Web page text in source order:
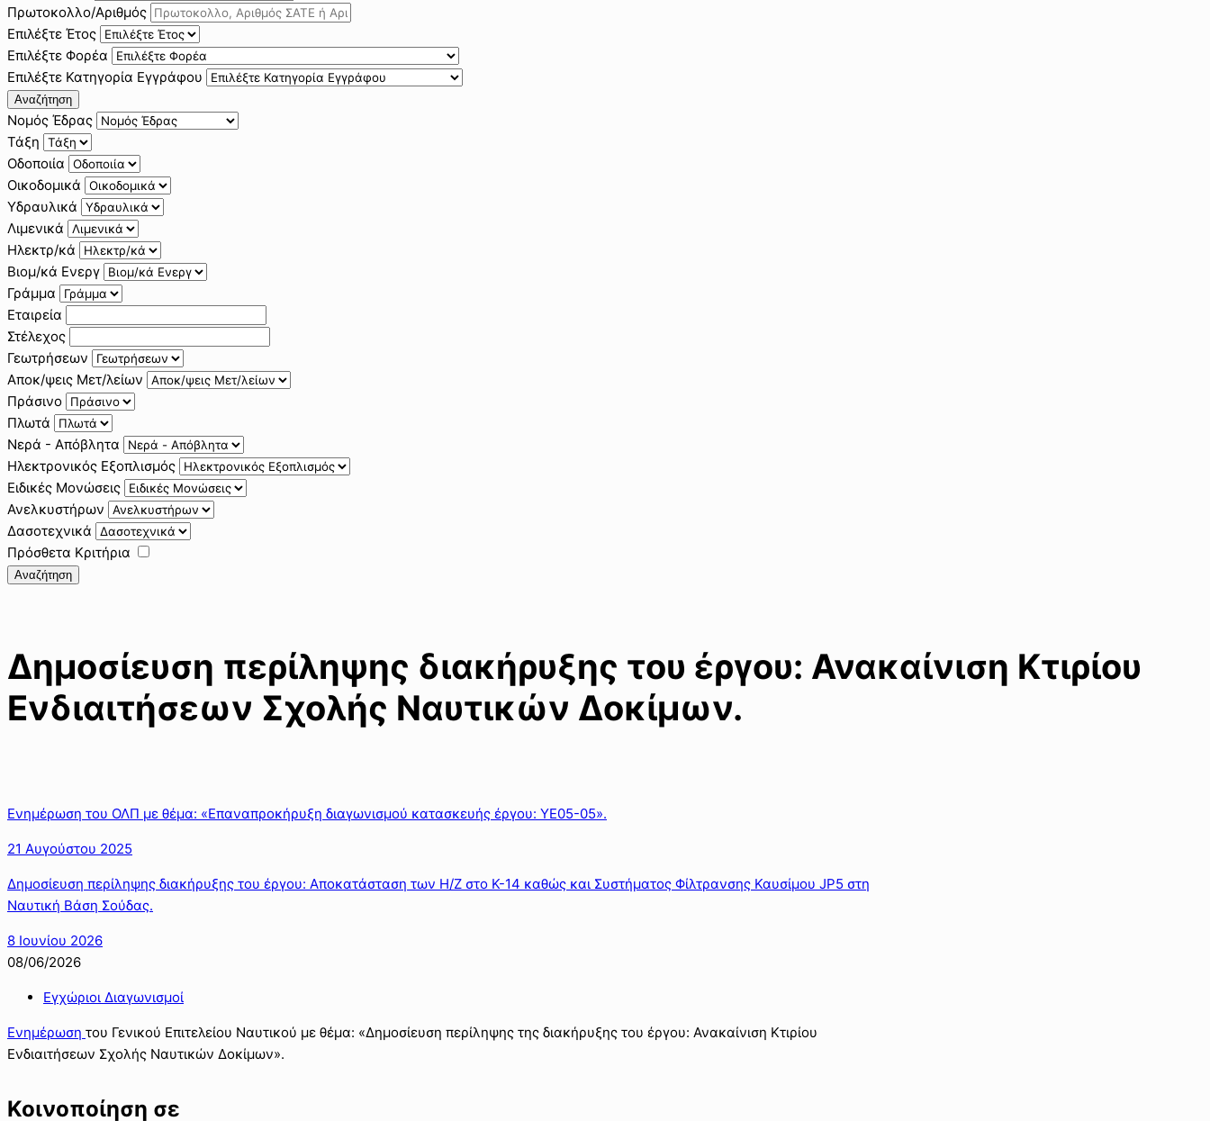
Πρωτοκολλο/Αριθμός
Επιλέξτε Έτος
Επιλέξτε Φορέα
Επιλέξτε Κατηγορία Εγγράφου
Αναζήτηση
Νομός Έδρας
Τάξη
Οδοποιία
Οικοδομικά
Υδραυλικά
Λιμενικά
Ηλεκτρ/κά
Βιομ/κά Ενεργ
Γράμμα
Εταιρεία
Στέλεχος
Γεωτρήσεων
Αποκ/ψεις Μετ/λείων
Πράσινο
Πλωτά
Νερά - Απόβλητα
Ηλεκτρονικός Εξοπλισμός
Ειδικές Μονώσεις
Ανελκυστήρων
Δασοτεχνικά
Πρόσθετα Κριτήρια
Αναζήτηση
Δημοσίευση περίληψης διακήρυξης του έργου: Ανακαίνιση Κτιρίου
Ενδιαιτήσεων Σχολής Ναυτικών Δοκίμων.
Ενημέρωση του ΟΛΠ με θέμα: «Επαναπροκήρυξη διαγωνισμού κατασκευής έργου: ΥΕ05-05».
21 Αυγούστου 2025
Δημοσίευση περίληψης διακήρυξης του έργου: Αποκατάσταση των Η/Ζ στο Κ-14 καθώς και Συστήματος Φίλτρανσης Καυσίμου JP5 στη
Ναυτική Βάση Σούδας.
8 Ιουνίου 2026
08/06/2026
Εγχώριοι Διαγωνισμοί
Ενημέρωση του Γενικού Επιτελείου Ναυτικού με θέμα: «Δημοσίευση περίληψης της διακήρυξης του έργου: Ανακαίνιση Κτιρίου
Ενδιαιτήσεων Σχολής Ναυτικών Δοκίμων».
Κοινοποίηση σε